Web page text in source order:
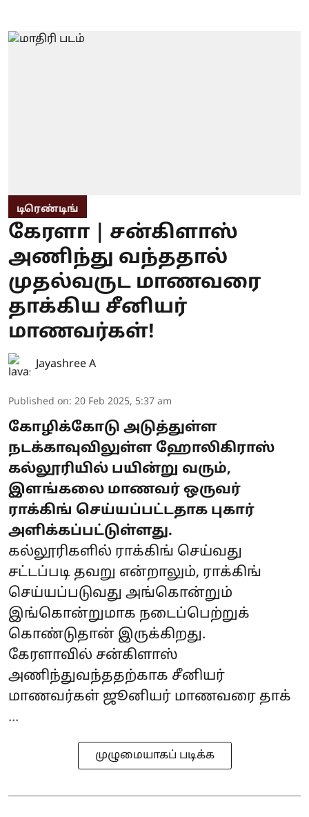
டிரெண்டிங்
கேரளா | சன்கிளாஸ்
அணிந்து வந்ததால்
முதல்வருட மாணவரை
தாக்கிய சீனியர்
மாணவர்கள்!
Jayashree A
Published on: 20 Feb 2025, 5:37 am
கோழிக்கோடு அடுத்துள்ள
நடக்காவுவிலுள்ள ஹோலிகிராஸ்
கல்லூரியில் பயின்று வரும்,
இளங்கலை மாணவர் ஒருவர்
ராக்கிங் செய்யப்பட்டதாக புகார்
அளிக்கப்பட்டுள்ளது.
கல்லூரிகளில் ராக்கிங் செய்வது
சட்டப்படி தவறு என்றாலும், ராக்கிங்
செய்யப்படுவது அங்கொன்றும்
இங்கொன்றுமாக நடைப்பெற்றுக்
கொண்டுதான் இருக்கிறது.
கேரளாவில் சன்கிளாஸ்
அணிந்துவந்ததற்காக சீனியர்
மாணவர்கள் ஜூனியர் மாணவரை தாக்
...
முழுமையாகப் படிக்க